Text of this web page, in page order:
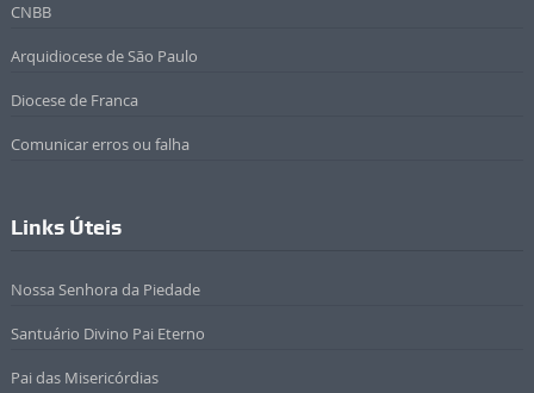
CNBB
Arquidiocese de São Paulo
Diocese de Franca
Comunicar erros ou falha
Links Úteis
Nossa Senhora da Piedade
Santuário Divino Pai Eterno
Pai das Misericórdias